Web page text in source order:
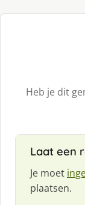
Heb je dit
Laat een
Je moet
plaatsen.